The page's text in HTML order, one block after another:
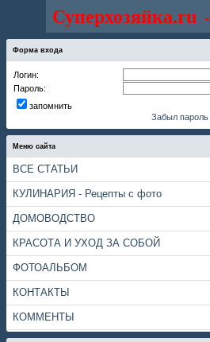
Суперхозяйка.ru -
Форма входа
Логин:
Пароль:
запомнить
Забыл пароль
Меню сайта
ВСЕ СТАТЬИ
КУЛИНАРИЯ - Рецепты с фото
ДОМОВОДСТВО
КРАСОТА И УХОД ЗА СОБОЙ
ФОТОАЛЬБОМ
КОНТАКТЫ
КОММЕНТЫ